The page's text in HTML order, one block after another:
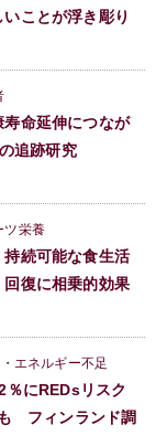
ことが浮き彫り
寿命延伸につなが
追跡研究
ツ栄養
続可能な食生活
復に相乗的効果
エネルギー不足
％にREDsリスク
フィンランド調